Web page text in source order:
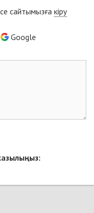
сайтымызға кіру
Google